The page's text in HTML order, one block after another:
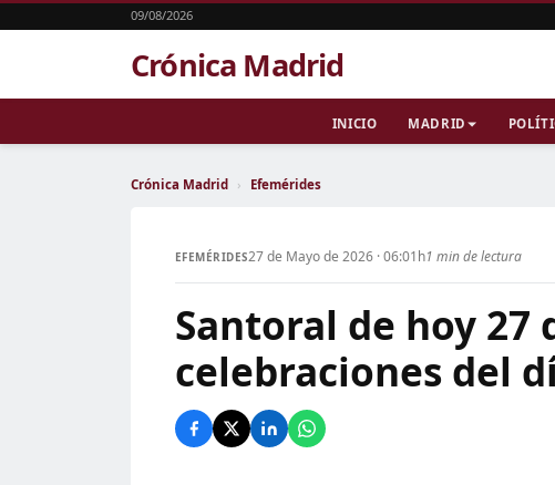
09/08/2026
Crónica Madrid
INICIO MADRID
Crónica Madrid › Efemérides
EFEMÉRIDES27 de Mayo de 2026 · 06:01h1 min de lectura
Santoral de hoy 27
celebraciones del